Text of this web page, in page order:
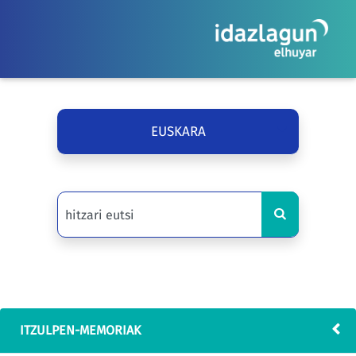
EUSKARA
ITZULPEN-MEMORIAK